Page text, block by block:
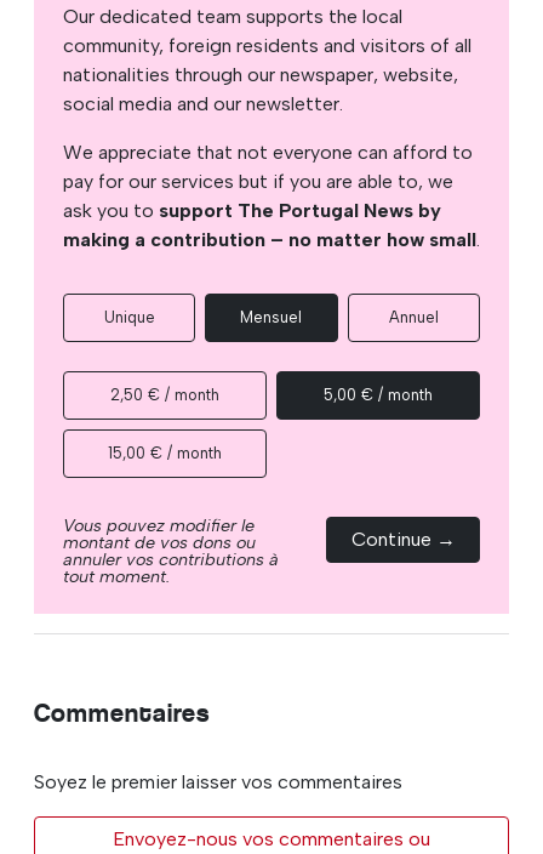
Our dedicated team supports the local
community, foreign residents and visitors of all
nationalities through our newspaper, website,
social media and our newsletter.
We appreciate that not everyone can afford to
pay for our services but if you are able to, we
ask you to support The Portugal News by
making a contribution – no matter how small.
Unique Mensuel Annuel
2,50 € / month 5,00 € / month
15,00 € / month
Vous pouvez modifier le
montant de vos dons ou
annuler vos contributions à
tout moment.
Continue →
Commentaires
Soyez le premier laisser vos commentaires
Envoyez-nous vos commentaires ou